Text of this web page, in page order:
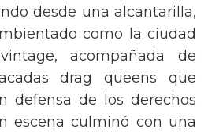
desde una alcantarilla,
como la ciudad
acompañada de
drag queens que
defensa de los derechos
escena culminó con una